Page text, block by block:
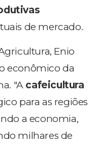
de mercado.
Enio
econômico da
"A cafeicultura
para as regiões
a economia,
milhares de